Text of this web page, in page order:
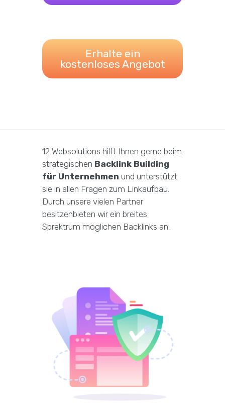
Erhalte ein
kostenloses Angebot
12 Websolutions hilft Ihnen gerne beim
strategischen Backlink Building
für Unternehmen und unterstützt
sie in allen Fragen zum Linkaufbau.
Durch unsere vielen Partner
besitzenbieten wir ein breites
Sprektrum möglichen Backlinks an.